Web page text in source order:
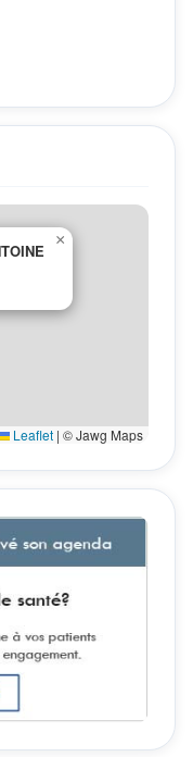
×
Leaflet | © Jawg Maps